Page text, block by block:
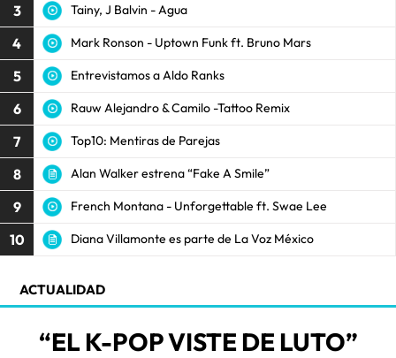
3 Tainy, J Balvin - Agua
4 Mark Ronson - Uptown Funk ft. Bruno Mars
5 Entrevistamos a Aldo Ranks
6 Rauw Alejandro & Camilo -Tattoo Remix
7 Top10: Mentiras de Parejas
8 Alan Walker estrena “Fake A Smile”
9 French Montana - Unforgettable ft. Swae Lee
10 Diana Villamonte es parte de La Voz México
ACTUALIDAD
“EL K-POP VISTE DE LUTO”